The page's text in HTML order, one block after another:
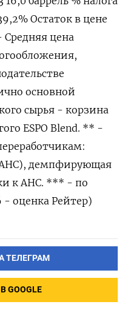
Остаток в цене
Средняя цена
основной
сырья - корзина
ESPO Blend. ** -
демпфирующая
к АНС. *** - по
оценка Рейтер)
ТЕЛЕГРАМ